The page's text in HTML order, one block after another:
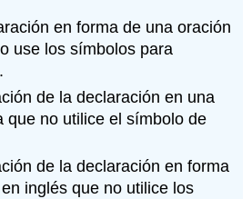
en forma de una oración
use los símbolos para
de la declaración en una
que no utilice el símbolo de
de la declaración en forma
inglés que no utilice los